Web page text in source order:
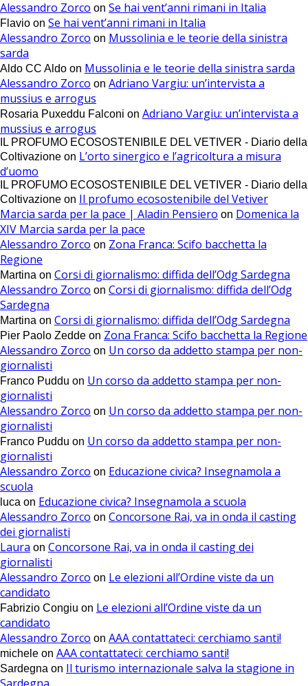
Alessandro Zorco on Se hai vent’anni rimani in Italia
Flavio on Se hai vent’anni rimani in Italia
Alessandro Zorco on Mussolinia e le teorie della sinistra
sarda
Aldo CC Aldo on Mussolinia e le teorie della sinistra sarda
Alessandro Zorco on Adriano Vargiu: un’intervista a
mussius e arrogus
Rosaria Puxeddu Falconi on Adriano Vargiu: un’intervista a
mussius e arrogus
IL PROFUMO ECOSOSTENIBILE DEL VETIVER - Diario della
Coltivazione on L’orto sinergico e l’agricoltura a misura
d’uomo
IL PROFUMO ECOSOSTENIBILE DEL VETIVER - Diario della
Coltivazione on Il profumo ecosostenibile del Vetiver
Marcia sarda per la pace | Aladin Pensiero on Domenica la
XIV Marcia sarda per la pace
Alessandro Zorco on Zona Franca: Scifo bacchetta la
Regione
Martina on Corsi di giornalismo: diffida dell’Odg Sardegna
Alessandro Zorco on Corsi di giornalismo: diffida dell’Odg
Sardegna
Martina on Corsi di giornalismo: diffida dell’Odg Sardegna
Pier Paolo Zedde on Zona Franca: Scifo bacchetta la Regione
Alessandro Zorco on Un corso da addetto stampa per non-
giornalisti
Franco Puddu on Un corso da addetto stampa per non-
giornalisti
Alessandro Zorco on Un corso da addetto stampa per non-
giornalisti
Franco Puddu on Un corso da addetto stampa per non-
giornalisti
Alessandro Zorco on Educazione civica? Insegnamola a
scuola
luca on Educazione civica? Insegnamola a scuola
Alessandro Zorco on Concorsone Rai, va in onda il casting
dei giornalisti
Laura on Concorsone Rai, va in onda il casting dei
giornalisti
Alessandro Zorco on Le elezioni all’Ordine viste da un
candidato
Fabrizio Congiu on Le elezioni all’Ordine viste da un
candidato
Alessandro Zorco on AAA contattateci: cerchiamo santi!
michele on AAA contattateci: cerchiamo santi!
Sardegna on Il turismo internazionale salva la stagione in